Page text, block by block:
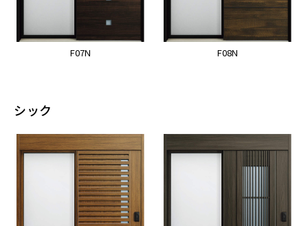
F07N F08N
シック